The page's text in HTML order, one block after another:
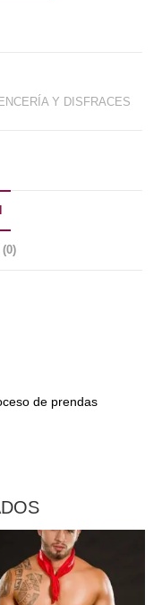
Y DISFRACES
de prendas